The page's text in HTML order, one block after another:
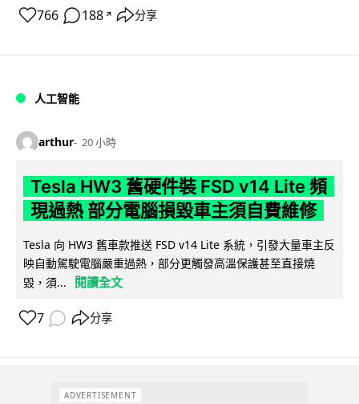
766 188 ↗ 分享
人工智能
arthur 20 小時
Tesla HW3 舊硬件裝 FSD v14 Lite 頻
現過熱 部分電腦損毀車主須自費維修
Tesla 向 HW3 舊車款推送 FSD v14 Lite 系統，引發大量車主反
映自動駕駛電腦嚴重過熱，部分更觸發高溫保護甚至直接燒
毀，須...
閱讀全文
7 分享
ADVERTISEMENT